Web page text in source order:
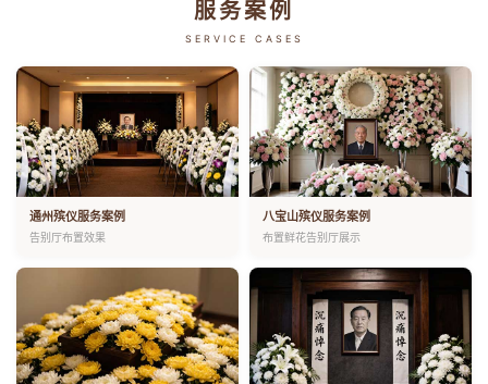
服务案例
SERVICE CASES
通州殡仪服务案例
告别厅布置效果
八宝山殡仪服务案例
布置鲜花告别厅展示